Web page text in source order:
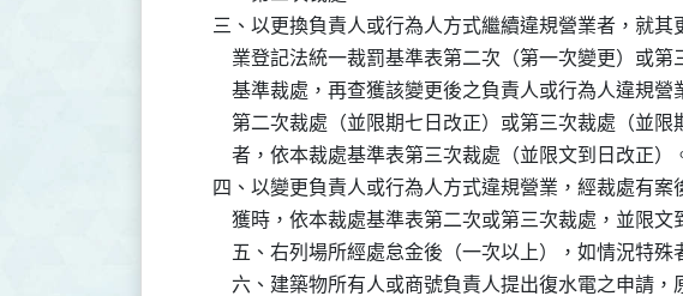
三、以更換負責人或行為人方式繼續違規營業者，就
業登記法統一裁罰基準表第二次（第一次變更）或
基準裁處，再查獲該變更後之負責人或行為人違規
第二次裁處（並限期七日改正）或第三次裁處（並
者，依本裁處基準表第三次裁處（並限文到日改正）
四、以變更負責人或行為人方式違規營業，經裁處有
獲時，依本裁處基準表第二次或第三次裁處，並限文
五、右列場所經處怠金後（一次以上），如情況特
六、建築物所有人或商號負責人提出復水電之申請，